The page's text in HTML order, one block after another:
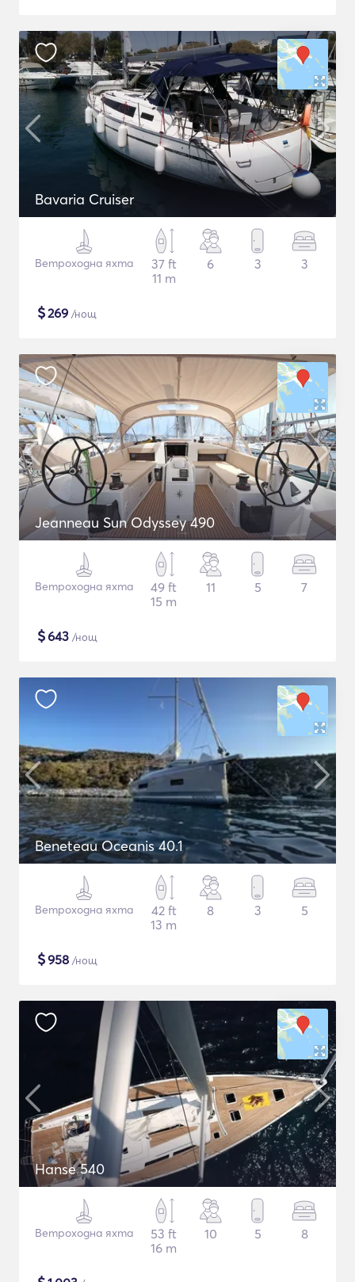
Bavaria Cruiser
Ветроходна яхта
37 ft
11 m
6 3 3
$269 /нощ
Jeanneau Sun Odyssey 490
Ветроходна яхта
49 ft
15 m
11 5 7
$643 /нощ
Beneteau Oceanis 40.1
Ветроходна яхта
42 ft
13 m
8 3 5
$958 /нощ
Hanse 540
Ветроходна яхта
53 ft
16 m
10 5 8